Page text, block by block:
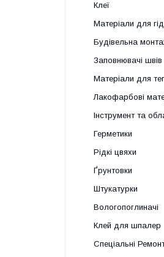
Клеї
Матеріали для
Будівельна
Заповнювачі швів
Матеріали для
Лакофарбові
Інструмент та
Герметики
Рідкі цвяхи
Ґрунтовки
Штукатурки
Вологопоглиначі
Клей для шпалер
Спеціальні